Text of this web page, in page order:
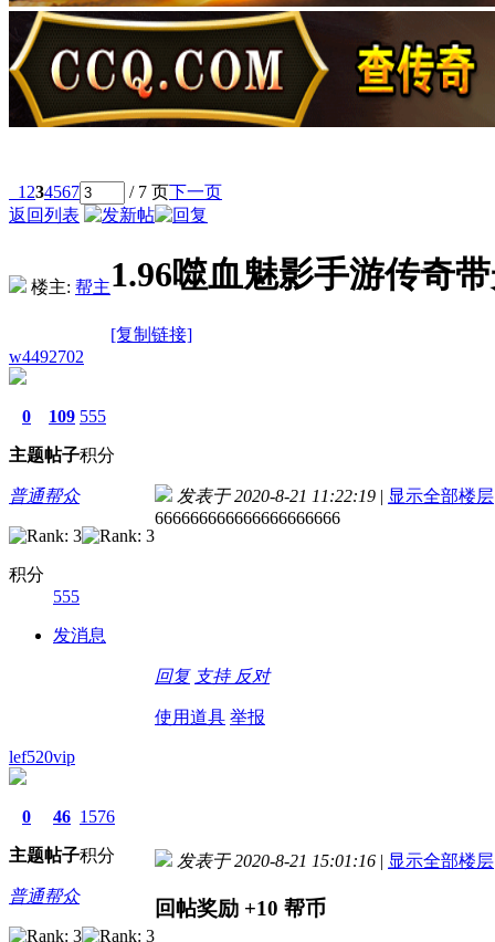
1 234567 / 7 页下一页
返回列表
楼主: 帮主1.96噬血魅影手游传奇
[复制链接]
w4492702
0
主题
109
帖子
555
积分
普通帮众
积分
555
发消息
发表于 2020-8-21 11:22:19 | 显示全部楼层
666666666666666666666
回复 支持 反对
使用道具 举报
lef520vip
0
主题
46
帖子
1576
积分
普通帮众
发表于 2020-8-21 15:01:16 | 显示全部楼层
回帖奖励 +10 帮币